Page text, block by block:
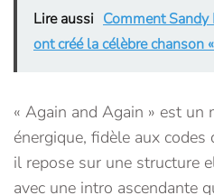
Lire aussi Comment
ont créé la célèbre chanson
« Again and Again » est un
énergique, fidèle aux codes
il repose sur une structure
avec une intro ascendante